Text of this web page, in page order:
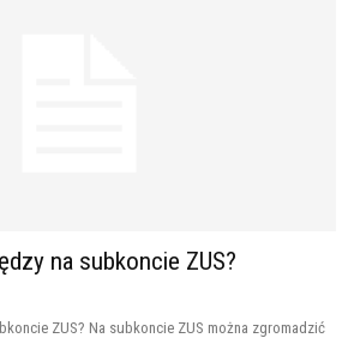
na subkoncie ZUS?
ZUS? Na subkoncie ZUS można zgromadzić